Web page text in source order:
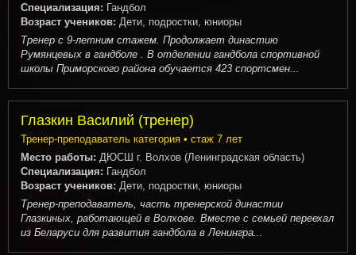
Специализация: Гандбол
Возраст учеников: Дети, подростки, юниоры
Тренер с 9-летним стажем. Продолжает династию
Румянцевых в гандболе . В отделении гандбола спортивной
школы Приморского района обучается 423 спортсмен...
Глазкин Василий (тренер)
Тренер-преподаватель категория • стаж 7 лет
Место работы: ДЮСШ г. Волхов (Ленинградская область)
Специализация: Гандбол
Возраст учеников: Дети, подростки, юниоры
Тренер-преподаватель, часть тренерской династии
Глазкиных, работающей в Волхове. Вместе с семьей переехал
из Беларуси для развития гандбола в Ленингра...